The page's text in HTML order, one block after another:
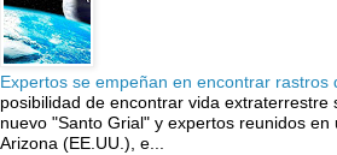
Expertos se empeñan en encontrar rastros
posibilidad de encontrar vida extraterrestre
nuevo "Santo Grial" y expertos reunidos en
Arizona (EE.UU.), e...